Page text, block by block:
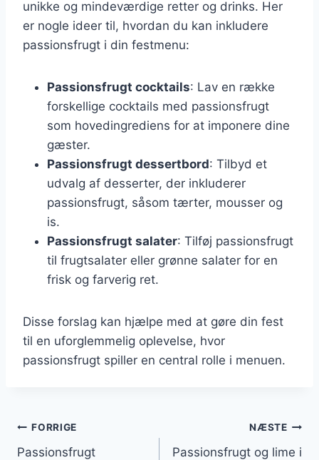
unikke og mindeværdige retter og drinks. Her
er nogle ideer til, hvordan du kan inkludere
passionsfrugt i din festmenu:
Passionsfrugt cocktails: Lav en række
forskellige cocktails med passionsfrugt
som hovedingrediens for at imponere dine
gæster.
Passionsfrugt dessertbord: Tilbyd et
udvalg af desserter, der inkluderer
passionsfrugt, såsom tærter, mousser og
is.
Passionsfrugt salater: Tilføj passionsfrugt
til frugtsalater eller grønne salater for en
frisk og farverig ret.
Disse forslag kan hjælpe med at gøre din fest
til en uforglemmelig oplevelse, hvor
passionsfrugt spiller en central rolle i menuen.
Indlægsnavigation
FORRIGE
Passionsfrugt
NÆSTE
Passionsfrugt og lime i